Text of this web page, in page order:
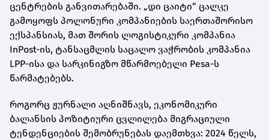
ცენტრების განვითარებაში. „დი ცაიტი“ ცალკე
გამოყოფს პოლონური კომპანიების საერთაშორისო
ექსპანსიას, მათ შორის ლოგისტიკური კომპანია
InPost-ის, ტანსაცმლის საცალო ვაჭრობის კომპანია
LPP-ისა და სარკინიგზო მწარმოებელი Pesa-ს
წარმატებებს.
როგორც ჟურნალი აღნიშნავს, ეკონომიკური
ბალანსის პოზიტიური ცვლილება მიგრაციული
ტენდენციების შემობრუნებას დაემთხვა: 2024 წელს,